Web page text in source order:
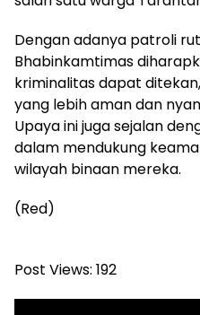
Dengan adanya patroli
Bhabinkamtimas
kriminalitas dapat
yang lebih aman dan
Upaya ini juga sejalan
dalam mendukung
wilayah binaan mereka.
(Red)
Post Views: 192